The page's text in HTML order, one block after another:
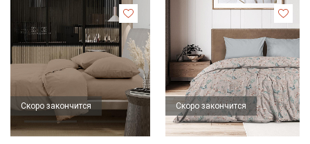
Скоро закончится Скоро закончится